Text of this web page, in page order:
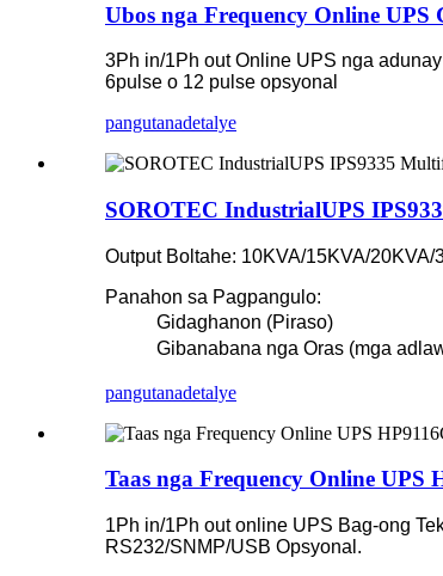
Ubos nga Frequency Online UPS
3Ph in/1Ph out Online UPS nga
6pulse o 12 pulse opsyonal
pangutanadetalye
SOROTEC IndustrialUPS
Output Boltahe: 10KVA/15KVA/
Panahon sa Pagpangulo:
Gidaghanon (Piraso)
Gibanabana nga Oras (mga
pangutanadetalye
Taas nga Frequency Online UPS
1Ph in/1Ph out online UPS Bag-ong
RS232/SNMP/USB Opsyonal.